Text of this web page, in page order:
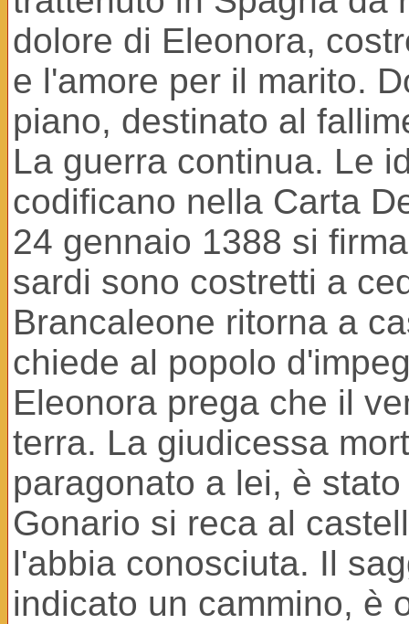
dolore di Eleonora,
e l'amore per il marito.
piano, destinato al
La guerra continua. Le
codificano nella Carta
24 gennaio 1388 si
sardi sono costretti a
Brancaleone ritorna a
chiede al popolo
Eleonora prega che il
terra. La giudicessa
paragonato a lei, è
Gonario si reca al
l'abbia conosciuta. Il
indicato un cammino, è